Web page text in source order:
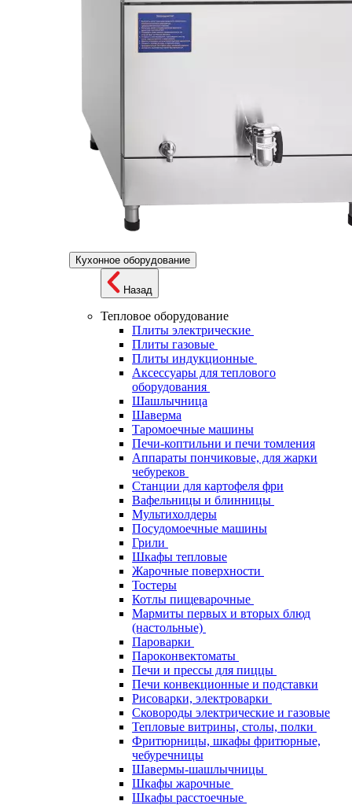
Кухонное оборудование
Назад
Тепловое оборудование
Плиты электрические
Плиты газовые
Плиты индукционные
Аксессуары для теплового
оборудования
Шашлычница
Шаверма
Таромоечные машины
Печи-коптильни и печи томления
Аппараты пончиковые, для жарки
чебуреков
Станции для картофеля фри
Вафельницы и блинницы
Мультихолдеры
Посудомоечные машины
Грили
Шкафы тепловые
Жарочные поверхности
Тостеры
Котлы пищеварочные
Мармиты первых и вторых блюд
(настольные)
Пароварки
Пароконвектоматы
Печи и прессы для пиццы
Печи конвекционные и подставки
Рисоварки, электроварки
Сковороды электрические и газовые
Тепловые витрины, столы, полки
Фритюрницы, шкафы фритюрные,
чебуречницы
Шавермы-шашлычницы
Шкафы жарочные
Шкафы расстоечные